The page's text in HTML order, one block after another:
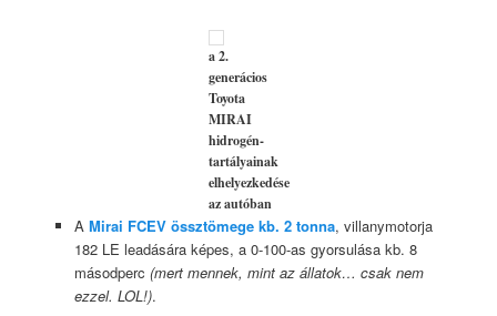
a 2.
generácios
Toyota
MIRAI
hidrogén-
tartályainak
elhelyezkedése
az autóban
A Mirai FCEV össztömege kb. 2 tonna, villanymotorja
182 LE leadására képes, a 0-100-as gyorsulása kb. 8
másodperc (mert mennek, mint az állatok… csak nem
ezzel. LOL!).